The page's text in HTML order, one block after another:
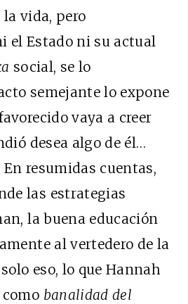
vida, pero
el Estado ni su actual
social, se lo
semejante lo expone
vaya a creer
desea algo de él…
En resumidas cuentas,
las estrategias
la buena educación
al vertedero de la
eso, lo que Hannah
banalidad del